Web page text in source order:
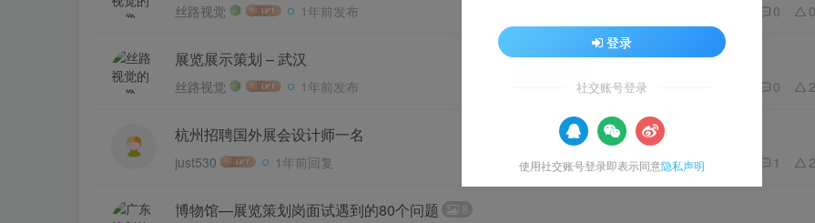
丝路视觉 1年前发布 0 0
展览展示策划 – 武汉
丝路视觉 1年前发布 0 2
杭州招聘国外展会设计师一名
just530 1年前回复 1 2
博物馆—展览策划岗面试遇到的80个问题 8
登录
社交账号登录
使用社交账号登录即表示同意隐私声明